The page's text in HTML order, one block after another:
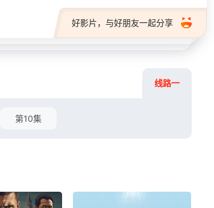
好影片，与好朋友一起分享
线路一
第10集